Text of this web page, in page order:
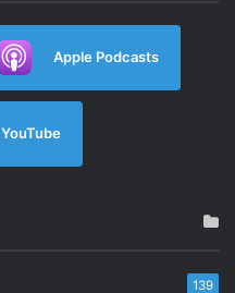
Apple Podcasts
YouTube
139